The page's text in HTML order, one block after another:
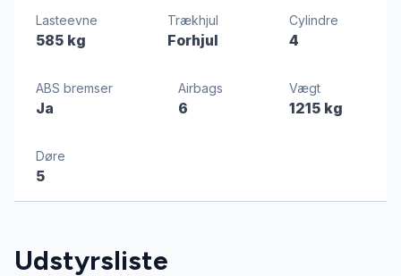
Lasteevne
585 kg
Trækhjul
Forhjul
Cylindre
4
ABS bremser
Ja
Airbags
6
Vægt
1215 kg
Døre
5
Udstyrsliste